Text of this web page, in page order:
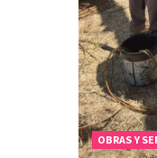
OBRAS Y